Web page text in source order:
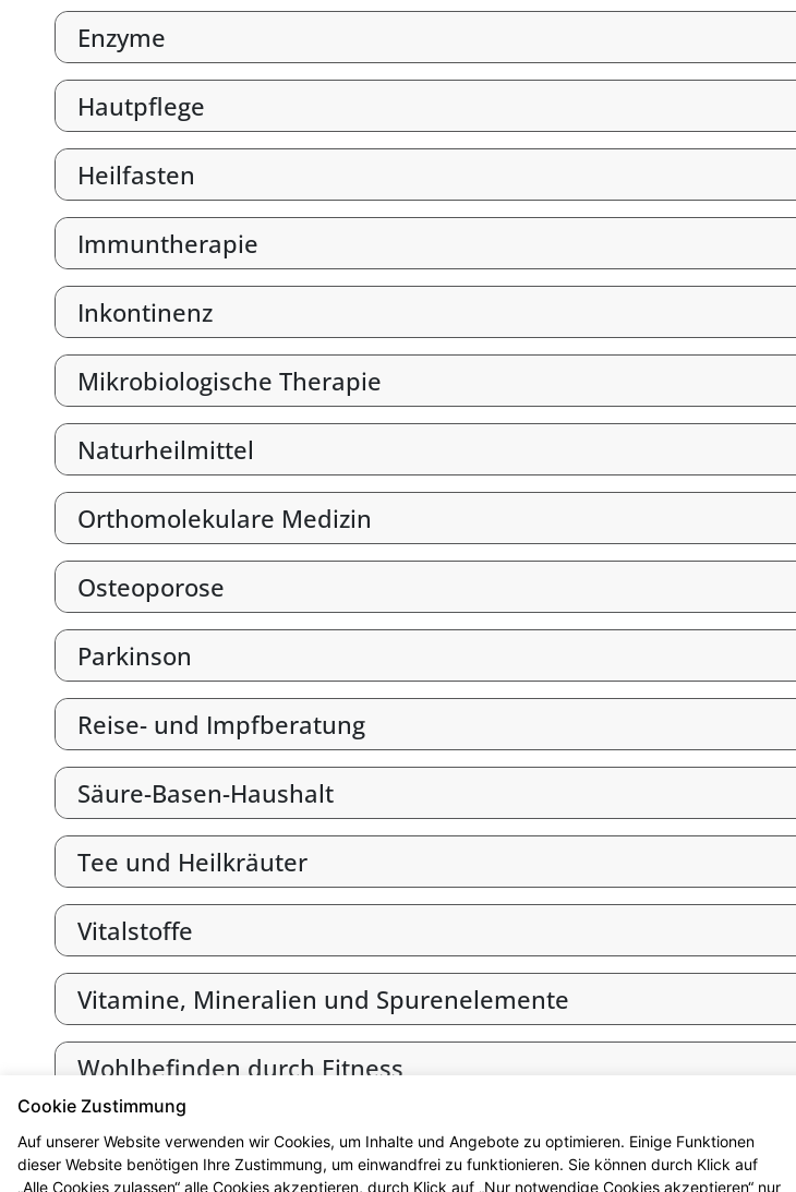
Enzyme
Hautpflege
Heilfasten
Immuntherapie
Inkontinenz
Mikrobiologische Therapie
Naturheilmittel
Orthomolekulare Medizin
Osteoporose
Parkinson
Reise- und Impfberatung
Säure-Basen-Haushalt
Tee und Heilkräuter
Vitalstoffe
Vitamine, Mineralien und Spurenelemente
Wohlbefinden durch Fitness
Zahnpflege und Zahnschutz
Cookie Zustimmung
Auf unserer Website verwenden wir Cookies, um Inhalte und Angebote zu optimieren. Einige Funktionen
dieser Website benötigen Ihre Zustimmung, um einwandfrei zu funktionieren. Sie können durch Klick auf
„Alle Cookies zulassen“ alle Cookies akzeptieren, durch Klick auf „Nur notwendige Cookies akzeptieren“ nur